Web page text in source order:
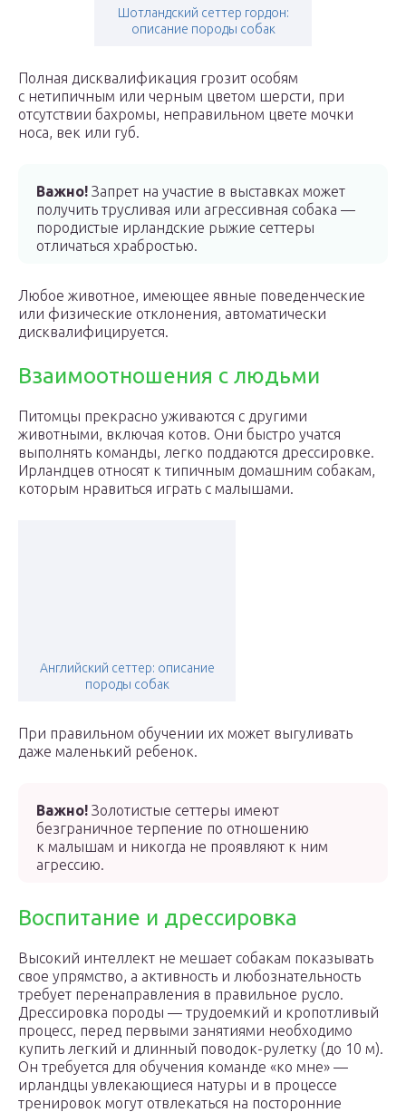
Шотландский сеттер гордон:
описание породы собак
Полная дисквалификация грозит особям
с нетипичным или черным цветом шерсти, при
отсутствии бахромы, неправильном цвете мочки
носа, век или губ.
Важно! Запрет на участие в выставках может
получить трусливая или агрессивная собака —
породистые ирландские рыжие сеттеры
отличаться храбростью.
Любое животное, имеющее явные поведенческие
или физические отклонения, автоматически
дисквалифицируется.
Взаимоотношения с людьми
Питомцы прекрасно уживаются с другими
животными, включая котов. Они быстро учатся
выполнять команды, легко поддаются дрессировке.
Ирландцев относят к типичным домашним собакам,
которым нравиться играть с малышами.
Английский сеттер: описание
породы собак
При правильном обучении их может выгуливать
даже маленький ребенок.
Важно! Золотистые сеттеры имеют
безграничное терпение по отношению
к малышам и никогда не проявляют к ним
агрессию.
Воспитание и дрессировка
Высокий интеллект не мешает собакам показывать
свое упрямство, а активность и любознательность
требует перенаправления в правильное русло.
Дрессировка породы — трудоемкий и кропотливый
процесс, перед первыми занятиями необходимо
купить легкий и длинный поводок-рулетку (до 10 м).
Он требуется для обучения команде «ко мне» —
ирландцы увлекающиеся натуры и в процессе
тренировок могут отвлекаться на посторонние